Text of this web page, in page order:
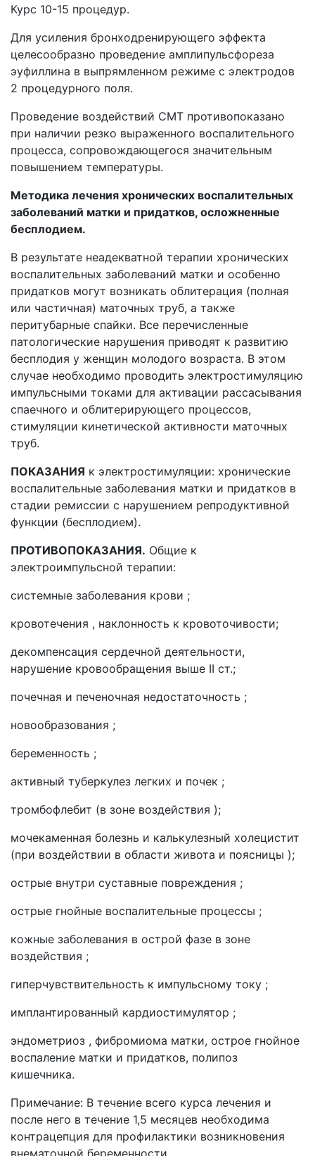
Курс 10-15 процедур.
Для усиления бронходренирующего эффекта
целесообразно проведение амплипульсфореза
эуфиллина в выпрямленном режиме с электродов
2 процедурного поля.
Проведение воздействий СМТ противопоказано
при наличии резко выраженного воспалительного
процесса, сопровождающегося значительным
повышением температуры.
Методика лечения хронических воспалительных
заболеваний матки и придатков, осложненные
бесплодием.
В результате неадекватной терапии хронических
воспалительных заболеваний матки и особенно
придатков могут возникать облитерация (полная
или частичная) маточных труб, а также
перитубарные спайки. Все перечисленные
патологические нарушения приводят к развитию
бесплодия у женщин молодого возраста. В этом
случае необходимо проводить электростимуляцию
импульсными токами для активации рассасывания
спаечного и облитерирующего процессов,
стимуляции кинетической активности маточных
труб.
ПОКАЗАНИЯ к электростимуляции: хронические
воспалительные заболевания матки и придатков в
стадии ремиссии с нарушением репродуктивной
функции (бесплодием).
ПРОТИВОПОКАЗАНИЯ. Общие к
электроимпульсной терапии:
системные заболевания крови ;
кровотечения , наклонность к кровоточивости;
декомпенсация сердечной деятельности,
нарушение кровообращения выше II ст.;
почечная и печеночная недостаточность ;
новообразования ;
беременность ;
активный туберкулез легких и почек ;
тромбофлебит (в зоне воздействия );
мочекаменная болезнь и калькулезный холецистит
(при воздействии в области живота и поясницы );
острые внутри суставные повреждения ;
острые гнойные воспалительные процессы ;
кожные заболевания в острой фазе в зоне
воздействия ;
гиперчувствительность к импульсному току ;
имплантированный кардиостимулятор ;
эндометриоз , фибромиома матки, острое гнойное
воспаление матки и придатков, полипоз
кишечника.
Примечание: В течение всего курса лечения и
после него в течение 1,5 месяцев необходима
контрацепция для профилактики возникновения
внематочной беременности.